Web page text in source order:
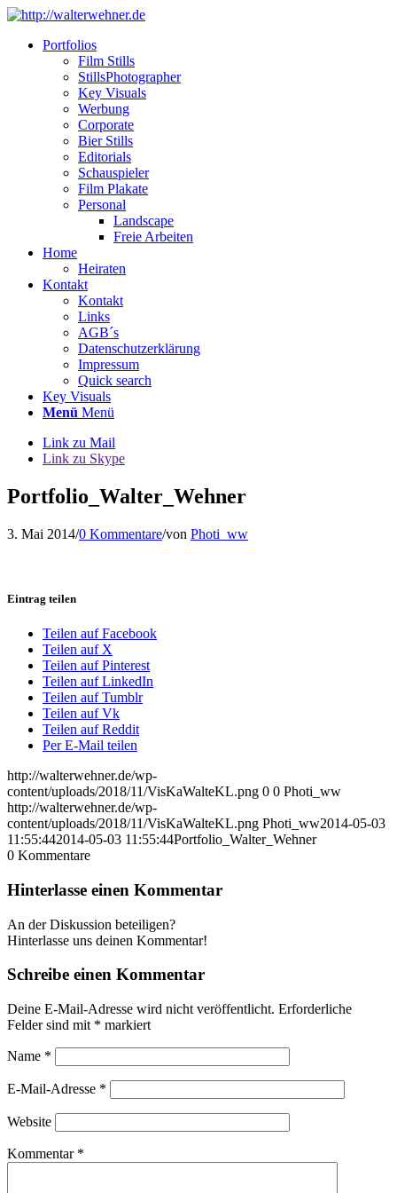
Portfolios
Film Stills
StillsPhotographer
Key Visuals
Werbung
Corporate
Bier Stills
Editorials
Schauspieler
Film Plakate
Personal
Landscape
Freie Arbeiten
Home
Heiraten
Kontakt
Kontakt
Links
AGB´s
Datenschutzerklärung
Impressum
Quick search
Key Visuals
Menü Menü
Link zu Mail
Link zu Skype
Portfolio_Walter_Wehner
3. Mai 2014/0 Kommentare/von Photi_ww
Eintrag teilen
Teilen auf Facebook
Teilen auf X
Teilen auf Pinterest
Teilen auf LinkedIn
Teilen auf Tumblr
Teilen auf Vk
Teilen auf Reddit
Per E-Mail teilen
http://walterwehner.de/wp-
content/uploads/2018/11/VisKaWalteKL.png 0 0 Photi_ww
http://walterwehner.de/wp-
content/uploads/2018/11/VisKaWalteKL.png Photi_ww2014-05-03
11:55:442014-05-03 11:55:44Portfolio_Walter_Wehner
0 Kommentare
Hinterlasse einen Kommentar
An der Diskussion beteiligen?
Hinterlasse uns deinen Kommentar!
Schreibe einen Kommentar
Deine E-Mail-Adresse wird nicht veröffentlicht. Erforderliche
Felder sind mit * markiert
Name *
E-Mail-Adresse *
Website
Kommentar *